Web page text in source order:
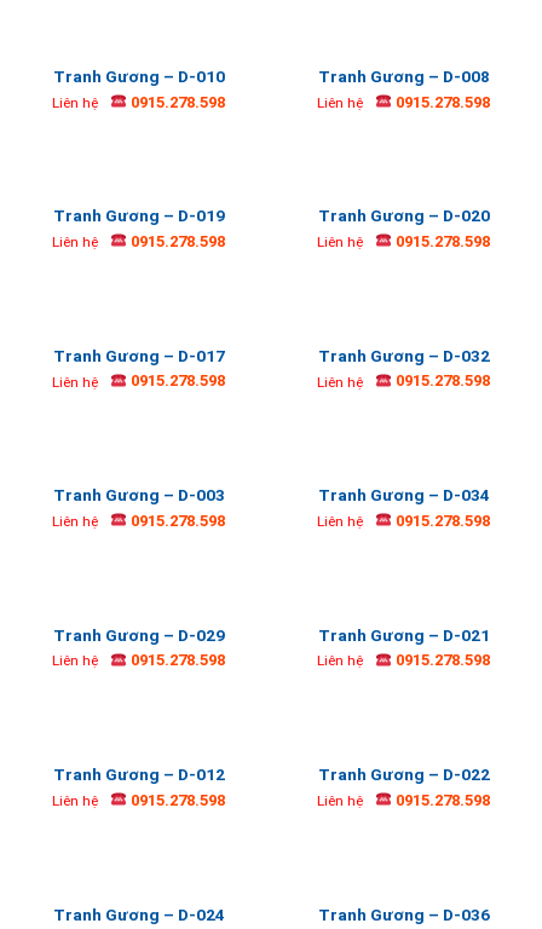
Tranh Gương – D-010
Liên hệ 0915.278.598
Tranh Gương – D-008
Liên hệ 0915.278.598
Tranh Gương – D-019
Liên hệ 0915.278.598
Tranh Gương – D-020
Liên hệ 0915.278.598
Tranh Gương – D-017
Liên hệ 0915.278.598
Tranh Gương – D-032
Liên hệ 0915.278.598
Tranh Gương – D-003
Liên hệ 0915.278.598
Tranh Gương – D-034
Liên hệ 0915.278.598
Tranh Gương – D-029
Liên hệ 0915.278.598
Tranh Gương – D-021
Liên hệ 0915.278.598
Tranh Gương – D-012
Liên hệ 0915.278.598
Tranh Gương – D-022
Liên hệ 0915.278.598
Tranh Gương – D-024 Tranh Gương – D-036